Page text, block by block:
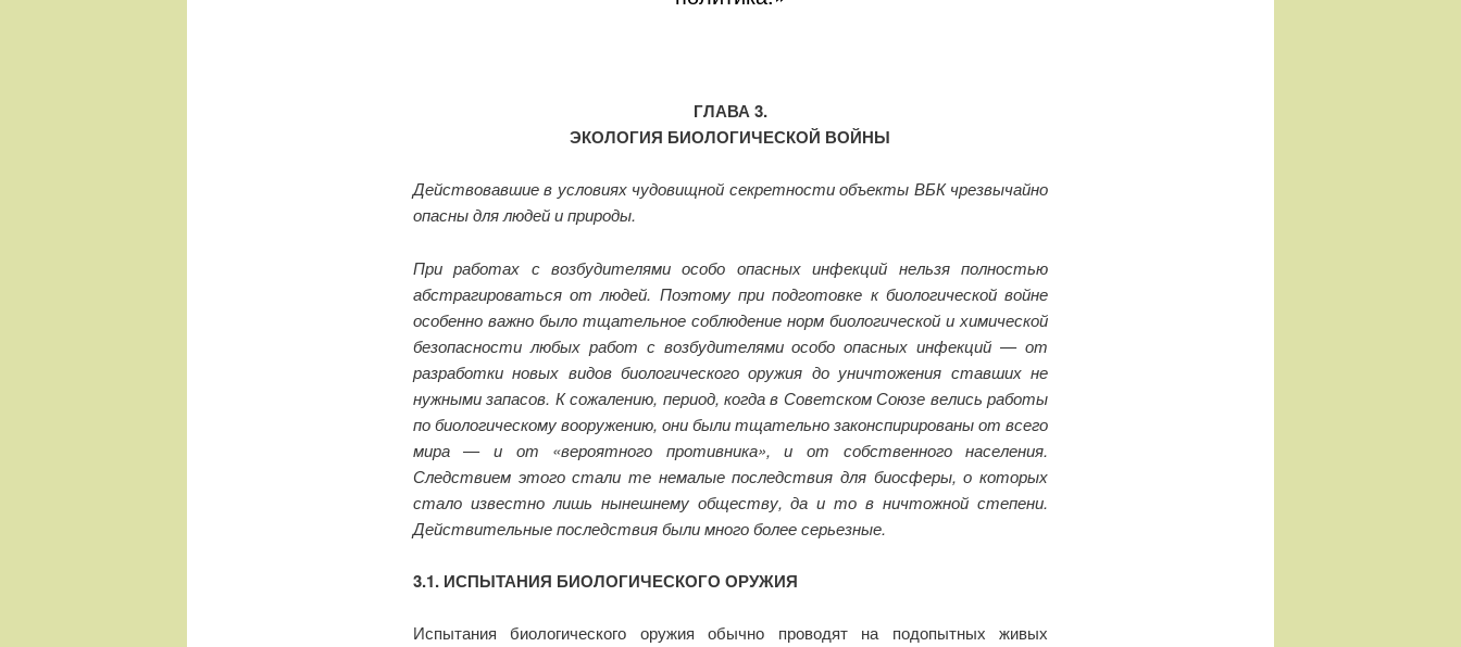
ГЛАВА 3.
ЭКОЛОГИЯ БИОЛОГИЧЕСКОЙ ВОЙНЫ
Действовавшие в условиях чудовищной секретности объекты ВБК чрезвычайно
опасны для людей и природы.
При работах с возбудителями особо опасных инфекций нельзя полностью
абстрагироваться от людей. Поэтому при подготовке к биологической войне
особенно важно было тщательное соблюдение норм биологической и химической
безопасности любых работ с возбудителями особо опасных инфекций — от
разработки новых видов биологического оружия до уничтожения ставших не
нужными запасов. К сожалению, период, когда в Советском Союзе велись работы
по биологическому вооружению, они были тщательно законспирированы от всего
мира — и от «вероятного противника», и от собственного населения.
Следствием этого стали те немалые последствия для биосферы, о которых
стало известно лишь нынешнему обществу, да и то в ничтожной степени.
Действительные последствия были много более серьезные.
3.1. ИСПЫТАНИЯ БИОЛОГИЧЕСКОГО ОРУЖИЯ
Испытания биологического оружия обычно проводят на подопытных живых